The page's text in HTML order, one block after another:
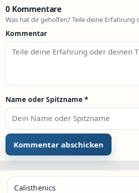
0 Kommentare
Was hat dir geholfen? Teile deine Erfahrung
Kommentar
Name oder Spitzname *
Calisthenics